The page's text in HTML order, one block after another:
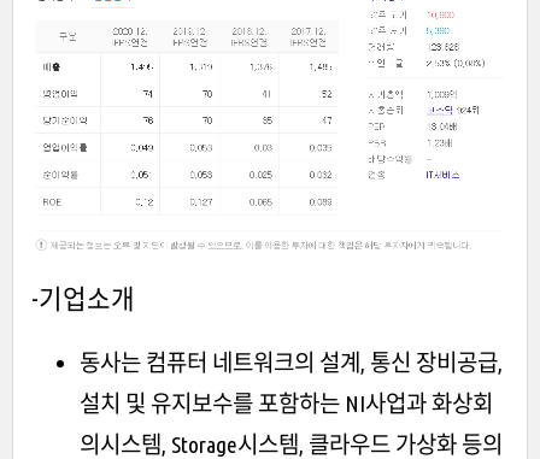
-기업소개
동사는 컴퓨터 네트워크의 설계, 통신 장비공급,
설치 및 유지보수를 포함하는 NI사업과 화상회
의시스템, Storage시스템, 클라우드 가상화 등의